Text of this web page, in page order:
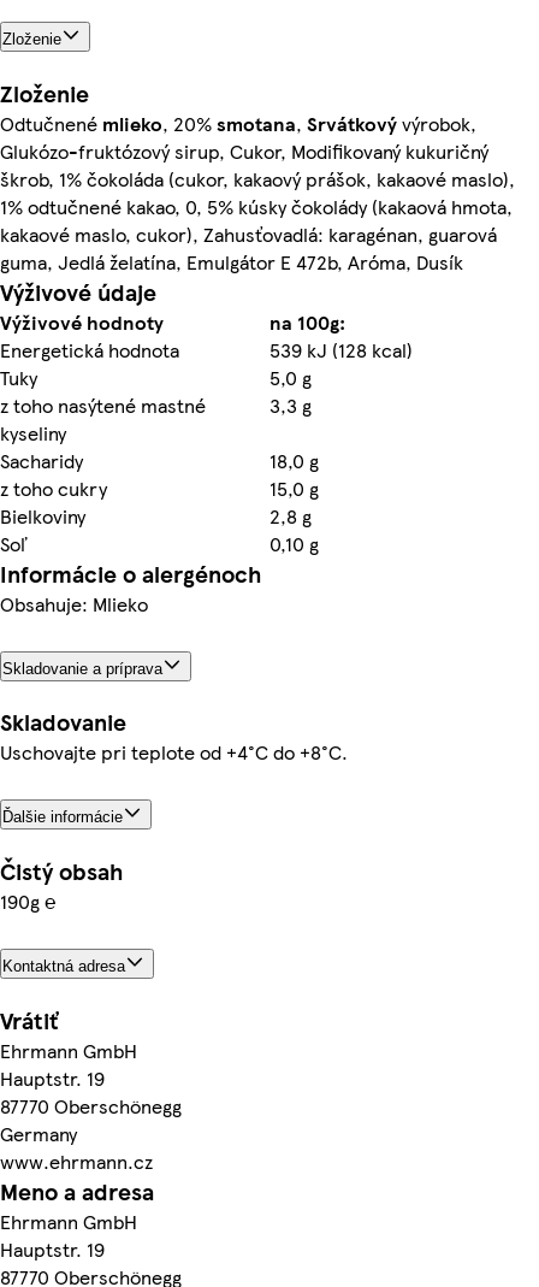
Zloženie
Zloženie
Odtučnené mlieko, 20%smotana, Srvátkovývýrobok,
Glukózo-fruktózový sirup, Cukor, Modifikovaný kukuričný
škrob, 1% čokoláda (cukor, kakaový prášok, kakaové maslo),
1% odtučnené kakao, 0, 5% kúsky čokolády (kakaová hmota,
kakaové maslo, cukor), Zahusťovadlá: karagénan, guarová
guma, Jedlá želatína, Emulgátor E 472b, Aróma, Dusík
Výživové údaje
Výživové hodnoty
na 100g:
Energetická hodnota
539 kJ (128 kcal)
Tuky
5,0 g
z toho nasýtené mastné
kyseliny
3,3 g
Sacharidy
18,0 g
z toho cukry
15,0 g
Bielkoviny
2,8 g
Soľ
0,10 g
Informácie o alergénoch
Obsahuje: Mlieko
Skladovanie a príprava
Skladovanie
Uschovajte pri teplote od +4°C do +8°C.
Ďalšie informácie
Čistý obsah
190g ℮
Kontaktná adresa
Vrátiť
Ehrmann GmbH
Hauptstr. 19
87770 Oberschönegg
Germany
www.ehrmann.cz
Meno a adresa
Ehrmann GmbH
Hauptstr. 19
87770 Oberschönegg